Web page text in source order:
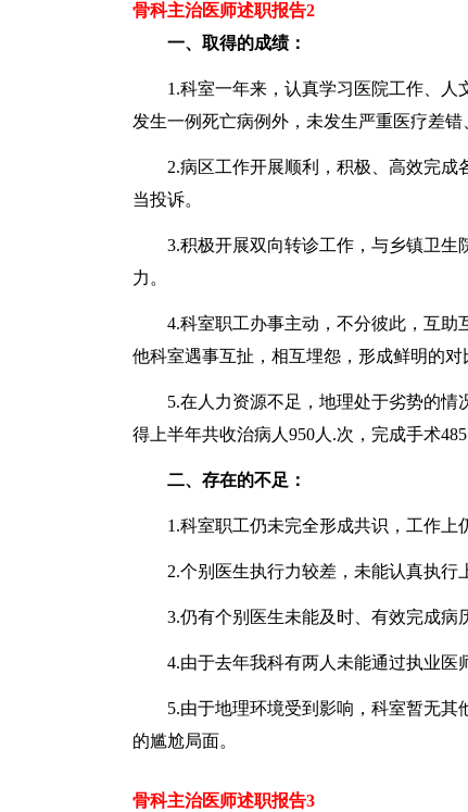
骨科主治医师述职报告2
一、取得的成绩：
1.科室一年来，认真学习医院工作、人
发生一例死亡病例外，未发生严重医疗差错
2.病区工作开展顺利，积极、高效完成
当投诉。
3.积极开展双向转诊工作，与乡镇卫生
力。
4.科室职工办事主动，不分彼此，互助
他科室遇事互扯，相互埋怨，形成鲜明的对
5.在人力资源不足，地理处于劣势的情
得上半年共收治病人950人.次，完成手术
二、存在的不足：
1.科室职工仍未完全形成共识，工作上
2.个别医生执行力较差，未能认真执行
3.仍有个别医生未能及时、有效完成病
4.由于去年我科有两人未能通过执业医
5.由于地理环境受到影响，科室暂无其
的尴尬局面。
骨科主治医师述职报告3